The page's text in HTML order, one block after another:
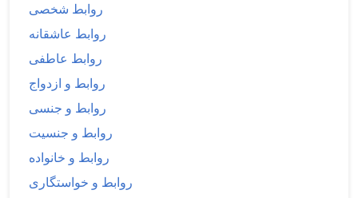
روابط شخصی
روابط عاشقانه
روابط عاطفی
روابط و ازدواج
روابط و جنسی
روابط و جنسیت
روابط و خانواده
روابط و خواستگاری